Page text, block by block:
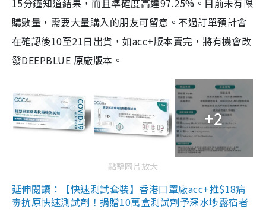
15分鐘知道結果，而且準確度高達97.25%。目前未有限
購數量，需要大量購入的朋友可留意。不過訂單預計會
在確認後10至21日出貨，如acc+版本賣完，將有機會改
發DEEPBLUE 原廠版本。
+2
點擊圖片放大
延伸閱讀：【快速測試套裝】香港口罩廠acc+推$18病
毒抗原快速測試劑！捐贈10萬盒測試劑予深水埗露宿者